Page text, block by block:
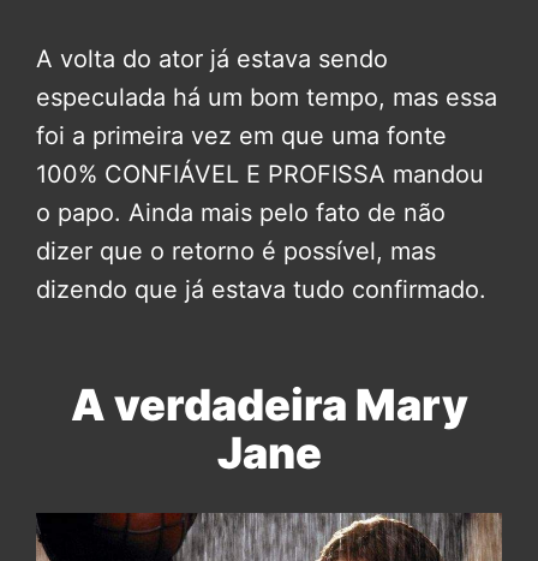
A volta do ator já estava sendo
especulada há um bom tempo, mas essa
foi a primeira vez em que uma fonte
100% CONFIÁVEL E PROFISSA mandou
o papo. Ainda mais pelo fato de não
dizer que o retorno é possível, mas
dizendo que já estava tudo confirmado.
A verdadeira Mary
Jane